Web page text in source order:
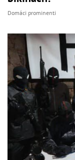
Domáci prominenti